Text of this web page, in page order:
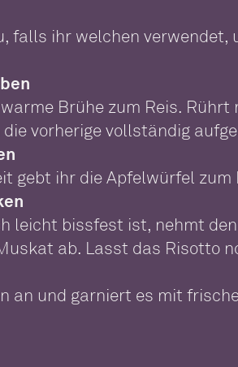
falls ihr welchen
Brühe zum Reis.
vorherige vollständig
gebt ihr die Apfelwürfel
leicht bissfest ist, nehmt
ab. Lasst das Risotto
an und garniert es mit